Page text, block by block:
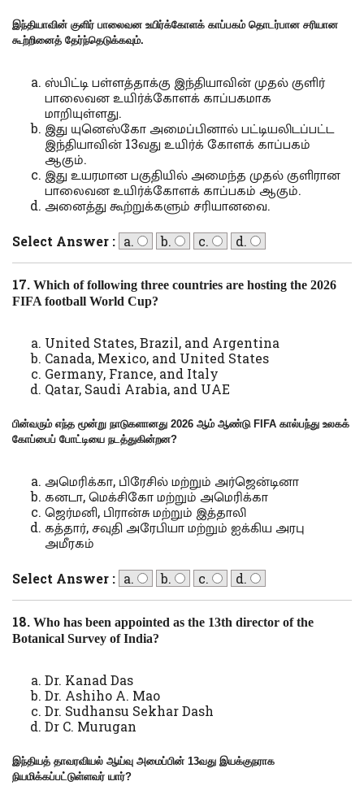
இந்தியாவின் குளிர் பாலைவன உயிர்க்கோளக் காப்பகம் தொடர்பான சரியான
கூற்றினைத் தேர்ந்தெடுக்கவும்.
ஸ்பிட்டி பள்ளத்தாக்கு இந்தியாவின் முதல் குளிர்
பாலைவன உயிர்க்கோளக் காப்பகமாக
மாறியுள்ளது.
இது யுனெஸ்கோ அமைப்பினால் பட்டியலிடப்பட்ட
இந்தியாவின் 13வது உயிர்க் கோளக் காப்பகம்
ஆகும்.
இது உயரமான பகுதியில் அமைந்த முதல் குளிரான
பாலைவன உயிர்க்கோளக் காப்பகம் ஆகும்.
அனைத்து கூற்றுக்களும் சரியானவை.
Select Answer : a. b. c. d.
17.Which of following three countries are hosting the 2026
FIFA football World Cup?
United States, Brazil, and Argentina
Canada, Mexico, and United States
Germany, France, and Italy
Qatar, Saudi Arabia, and UAE
பின்வரும் எந்த மூன்று நாடுகளானது 2026 ஆம் ஆண்டு FIFAகால்பந்து உலகக்
கோப்பைப் போட்டியை நடத்துகின்றன?
அமெரிக்கா, பிரேசில் மற்றும் அர்ஜென்டினா
கனடா, மெக்சிகோ மற்றும் அமெரிக்கா
ஜெர்மனி, பிரான்சு மற்றும் இத்தாலி
கத்தார், சவுதி அரேபியா மற்றும் ஐக்கிய அரபு
அமீரகம்
Select Answer : a. b. c. d.
18.Who has been appointed as the 13th director of the
Botanical Survey of India?
Dr. Kanad Das
Dr. Ashiho A. Mao
Dr. Sudhansu Sekhar Dash
Dr C. Murugan
இந்தியத் தாவரவியல் ஆய்வு அமைப்பின் 13வது இயக்குநராக
நியமிக்கப்பட்டுள்ளவர் யார்?